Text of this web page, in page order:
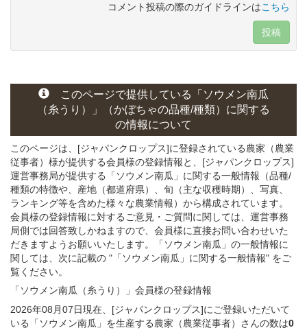
コメント投稿の際のガイドラインはこちら
投稿
このページで提供している
「ソウメン南瓜
（糸うり）」
（かぼちゃの品種/種類） に関する
の情報について
このページは、[ジャパンクロップス]に登録されている農家（農業
従事者）様が提供する会員様の登録情報と、[ジャパンクロップス]
運営事務局が提供する「ソウメン南瓜」 に関する一般情報（品種/
種類の特徴や、産地（都道府県）、旬（主な収穫時期）、写真、
ランキング等を含めた様々な農業情報）から構成されています。
会員様の登録情報に対するご意見・ご質問に関しては、運営事務
局側では回答致しかねますので、会員様に直接お問い合わせいた
だきますようお願いいたします。「ソウメン南瓜」の一般情報に
関しては、次に記載の "「ソウメン南瓜」に関する一般情報" をご
覧ください。
「ソウメン南瓜（糸うり）」会員様の登録情報
2026年08月07日現在、[ジャパンクロップス]にご登録いただいて
いる「ソウメン南瓜」を生産する農家（農業従事者）さんの数は0